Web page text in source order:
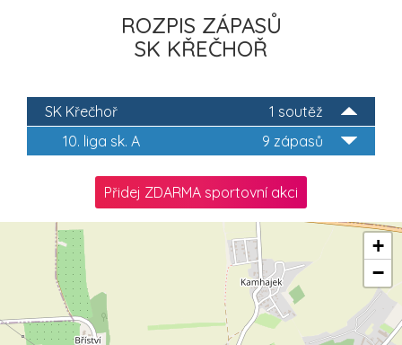
ROZPIS ZÁPASŮ
SK KŘEČHOŘ
1 soutěž
SK Křečhoř
9 zápasů
10. liga sk. A
Přidej ZDARMA sportovní akci
+
−